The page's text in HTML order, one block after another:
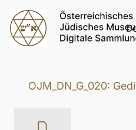
OJM_DN_G_020: